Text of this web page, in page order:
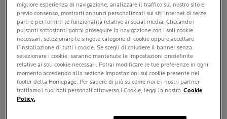
migliore esperienza di navigazione, analizzare il traffico sul nostro sito e,
previo consenso, mostrarti annunci personalizzati sui siti internet di terze
parti e per fornirti le funzionalità relative ai social media. Cliccando i
pulsanti sottostanti potrai proseguire la navigazione con i soli cookie
necessari, selezionare le singole categorie di cookie oppure accettare
l’installazione di tutti i cookie. Se scegli di chiudere il banner senza
selezionare i cookie, saranno mantenute le impostazioni predefinite
relative ai soli cookie necessari. Potrai modificare le tue preferenze in ogni
momento accedendo alla sezione Impostazioni sui cookie presente nel
footer della Homepage. Per sapere di più su come noi e i nostri partner
trattiamo i tuoi dati personali attraverso i Cookie, leggi la nostra Cookie
Policy.